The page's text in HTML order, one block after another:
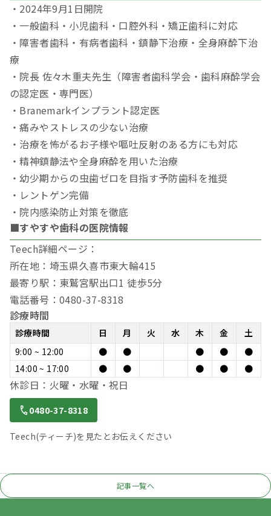
・2024年9月1日開院
・一般歯科・小児歯科・口腔外科・矯正歯科に対応
・障害者歯科・有病者歯科・鎮静下治療・全身麻酔下治
療
・院長 佐々木重夫先生（障害者歯科学会・歯科麻酔学会
の認定医・専門医）
・Branemarkインプラント認定医
・痛みやストレスの少ない治療
・治療を怖がるお子様や嘔吐反射のある方にも対応
・精神鎮静法や全身麻酔を用いた治療
・幼少期からの虫歯ゼロを目指す予防歯科を推奨
・レントゲン完備
・院内感染防止対策を徹底
■すやすや歯科の医院情報
Teech詳細ページ：
所在地：埼玉県久喜市東大輪415
最寄り駅：東鷲宮駅出口1 徒歩5分
電話番号：0480-37-8318
診療時間
診療時間 日 月 火 水 木 金
土
9:00 ~ 12:00
● ● ● ●
●
14:00 ~ 17:00
● ● ● ● ●
休診日：火曜・水曜・祝日
0480-37-8318
Teech(ティーチ)を見たとお伝えください
記事一覧へ